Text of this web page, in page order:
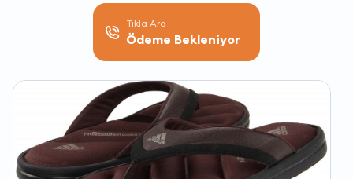
Tıkla Ara
Ödeme Bekleniyor